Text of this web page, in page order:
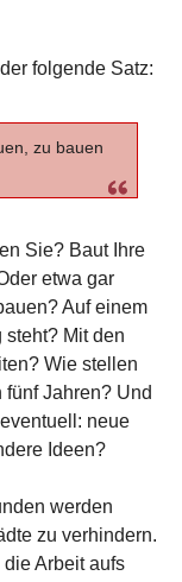
folgende Satz:
zu bauen
Sie? Baut Ihre
etwa gar
Auf einem
steht? Mit den
Wie stellen
Jahren? Und
neue
Ideen?
werden
zu verhindern.
Arbeit aufs